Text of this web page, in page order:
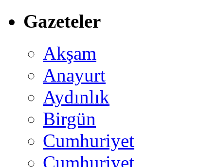
Gazeteler
Akşam
Anayurt
Aydınlık
Birgün
Cumhuriyet
Cumhuriyet